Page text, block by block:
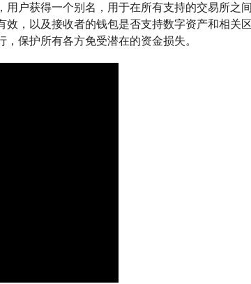
户获得一个别名，用于在所有支持的交易所之
，以及接收者的钱包是否支持数字资产和相关
保护所有各方免受潜在的资金损失。